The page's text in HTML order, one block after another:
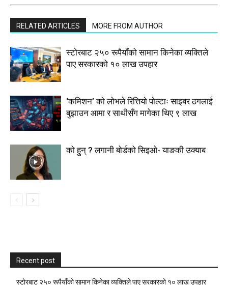
RELATED ARTICLES MORE FROM AUTHOR
स्टाेरबाट २५० रूपैयाँको सामान किनेका व्यक्तिले
पाए सरकारको १० लाख उपहार
‘कमिशन’ को लोभले रित्तियो पोल्टाः साइबर ठगलाई
बुझाउन आमा र साथीसँग मागेका थिए ९ लाख
को हुन् ? लगानी बोर्डको सिइओ- याङकी उक्याब
Recent post
स्टाेरबाट २५० रूपैयाँको सामान किनेका व्यक्तिले पाए सरकारको १० लाख उपहार